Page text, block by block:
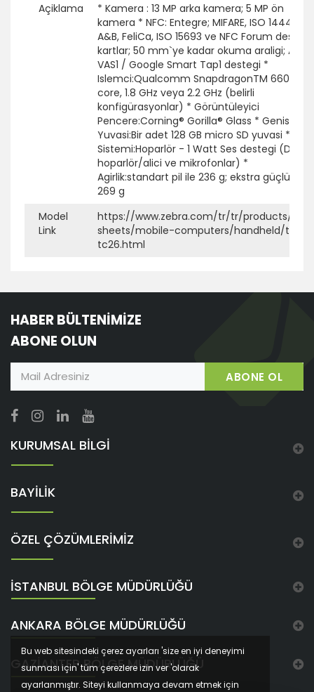
Açiklama
* Kamera : 13 MP arka kamera; 5 MP ön
kamera * NFC: Entegre; MIFARE, ISO 14443
A&B, FeliCa, ISO 15693 ve NFC Forum destekli
kartlar; 50 mm`ye kadar okuma araligi;
VAS1 / Google Smart Tap1 destegi *
Islemci:Qualcomm SnapdragonTM 660
core, 1.8 GHz veya 2.2 GHz (belirli
konfigürasyonlar) * Görüntüleyici
Pencere:Corning® Gorilla® Glass * Genisleme
Yuvasi:Bir adet 128 GB micro SD yuvasi * Ses
Sistemi:Hoparlör - 1 Watt Ses destegi (Dahili
hoparlör/alici ve mikrofonlar) *
Agirlik:standart pil ile 236 g; ekstra güçlü pil
269 g
Model
Link
https://www.zebra.com/tr/tr/products/
sheets/mobile-computers/handheld/tc21-
tc26.html
HABER BÜLTENİMİZE
ABONE OLUN
ABONE OL
KURUMSAL BİLGİ
BAYİLİK
ÖZEL ÇÖZÜMLERİMİZ
İSTANBUL BÖLGE MÜDÜRLÜĞÜ
ANKARA BÖLGE MÜDÜRLÜĞÜ
GAZIANTEP BÖLGE MÜDÜRLÜĞÜ
Bu web sitesindeki çerez ayarları 'size en iyi deneyimi
sunması için' tüm çerezlere izin ver 'olarak
ayarlanmıştır. Siteyi kullanmaya devam etmek için